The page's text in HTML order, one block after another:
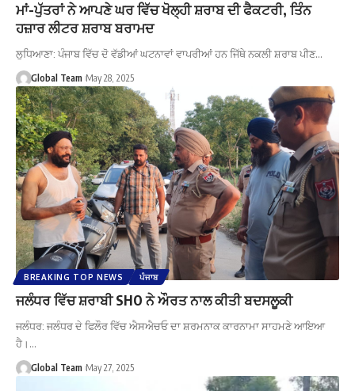
ਮਾਂ-ਪੁੱਤਰਾਂ ਨੇ ਆਪਣੇ ਘਰ ਵਿੱਚ ਖੋਲ੍ਹੀ ਸ਼ਰਾਬ ਦੀ ਫੈਕਟਰੀ, ਤਿੰਨ
ਹਜ਼ਾਰ ਲੀਟਰ ਸ਼ਰਾਬ ਬਰਾਮਦ
ਲੁਧਿਆਣਾ: ਪੰਜਾਬ ਵਿੱਚ ਦੋ ਵੱਡੀਆਂ ਘਟਨਾਵਾਂ ਵਾਪਰੀਆਂ ਹਨ ਜਿੱਥੇ ਨਕਲੀ ਸ਼ਰਾਬ ਪੀਣ…
Global Team May 28, 2025
BREAKING TOP NEWS ਪੰਜਾਬ
ਜਲੰਧਰ ਵਿੱਚ ਸ਼ਰਾਬੀ SHO ਨੇ ਔਰਤ ਨਾਲ ਕੀਤੀ ਬਦਸਲੂਕੀ
ਜਲੰਧਰ: ਜਲੰਧਰ ਦੇ ਫਿਲੌਰ ਵਿੱਚ ਐਸਐਚਓ ਦਾ ਸ਼ਰਮਨਾਕ ਕਾਰਨਾਮਾ ਸਾਹਮਣੇ ਆਇਆ
ਹੈ।…
Global Team May 27, 2025